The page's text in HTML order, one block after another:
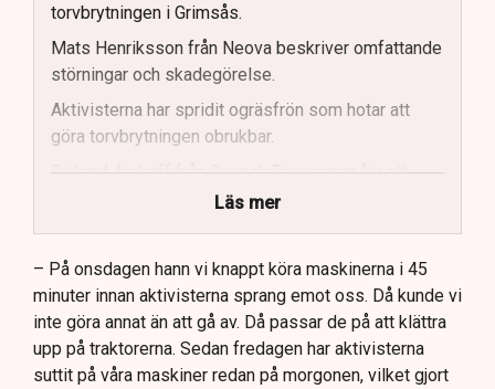
torvbrytningen i Grimsås.
Mats Henriksson från Neova beskriver omfattande
störningar och skadegörelse.
Aktivisterna har spridit ogräsfrön som hotar att
göra torvbrytningen obrukbar.
Rickard Axdorff från Svensk Torv varnar för ett
stort ekonomiskt sabotage.
Dialogpolisen på plats står maktlös inför
aktivisternas handlingar.
Frågor kvarstår om finansiering av illegal aktivism.
Läs mer
– På onsdagen hann vi knappt köra maskinerna i 45
minuter innan aktivisterna sprang emot oss. Då kunde vi
inte göra annat än att gå av. Då passar de på att klättra
upp på traktorerna. Sedan fredagen har aktivisterna
suttit på våra maskiner redan på morgonen, vilket gjort